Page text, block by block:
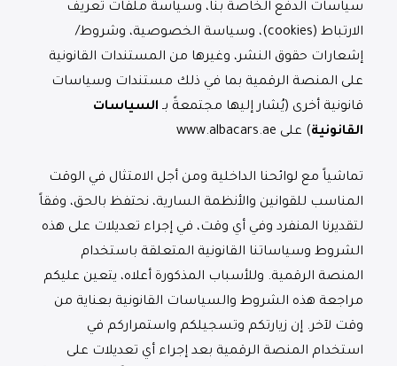
سياسات الدفع الخاصة بنا، وسياسة ملفات تعريف
الارتباط (cookies)، وسياسة الخصوصية، وشروط/
إشعارات حقوق النشر، وغيرها من المستندات القانونية
على المنصة الرقمية بما في ذلك مستندات وسياسات
قانونية أخرى (يُشار إليها مجتمعةً بـ السياسات
القانونية) على www.albacars.ae
تماشياً مع لوائحنا الداخلية ومن أجل الامتثال في الوقت
المناسب للقوانين والأنظمة السارية، نحتفظ بالحق، وفقاً
لتقديرنا المنفرد وفي أي وقت، في إجراء تعديلات على هذه
الشروط وسياساتنا القانونية المتعلقة باستخدام
المنصة الرقمية. وللأسباب المذكورة أعلاه، يتعين عليكم
مراجعة هذه الشروط والسياسات القانونية بعناية من
وقت لآخر. إن زيارتكم وتسجيلكم واستمراركم في
استخدام المنصة الرقمية بعد إجراء أي تعديلات على